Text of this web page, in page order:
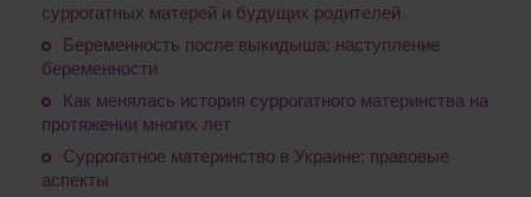
суррогатных матерей и будущих родителей
Беременность после выкидыша: наступление
беременности
Как менялась история суррогатного материнства на
протяжении многих лет
Суррогатное материнство в Украине: правовые
аспекты